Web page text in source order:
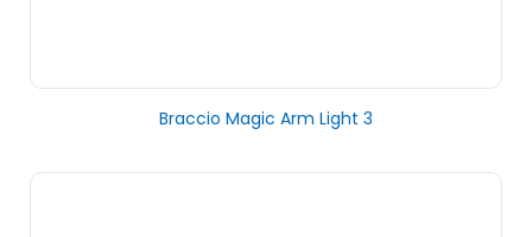
Braccio Magic Arm Light 3